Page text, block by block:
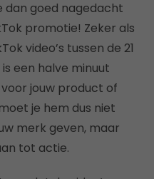
dan goed nagedacht
promotie! Zeker als
video’s tussen de 21
een halve minuut
jouw product of
je hem dus niet
merk geven, maar
tot actie.